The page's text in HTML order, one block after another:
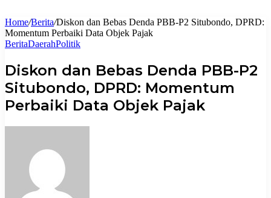
Home/Berita/Diskon dan Bebas Denda PBB-P2 Situbondo, DPRD:
Momentum Perbaiki Data Objek Pajak
BeritaDaerahPolitik
Diskon dan Bebas Denda PBB-P2
Situbondo, DPRD: Momentum
Perbaiki Data Objek Pajak